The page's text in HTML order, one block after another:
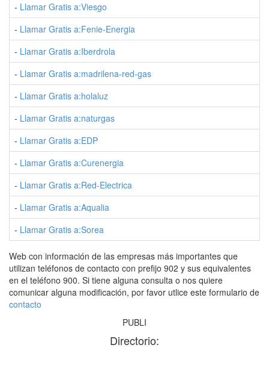
- Llamar Gratis a:Viesgo
- Llamar Gratis a:Fenie-Energia
- Llamar Gratis a:Iberdrola
- Llamar Gratis a:madrilena-red-gas
- Llamar Gratis a:holaluz
- Llamar Gratis a:naturgas
- Llamar Gratis a:EDP
- Llamar Gratis a:Curenergia
- Llamar Gratis a:Red-Electrica
- Llamar Gratis a:Aqualia
- Llamar Gratis a:Sorea
Web con información de las empresas más importantes que
utilizan teléfonos de contacto con prefijo 902 y sus equivalentes
en el teléfono 900. Si tiene alguna consulta o nos quiere
comunicar alguna modificación, por favor utlice este formulario de
contacto
PUBLI
Directorio: